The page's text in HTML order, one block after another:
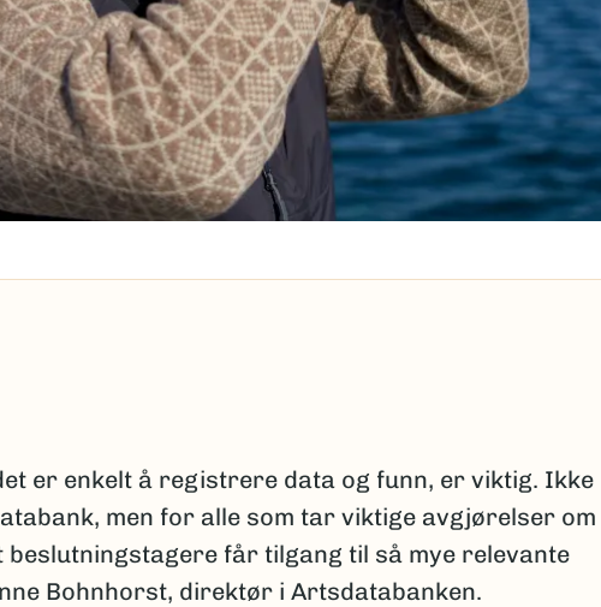
er enkelt å registrere data og funn, er viktig. Ikke
men for alle som tar viktige avgjørelser om
får tilgang til så mye relevante
Bohnhorst, direktør i Artsdatabanken.